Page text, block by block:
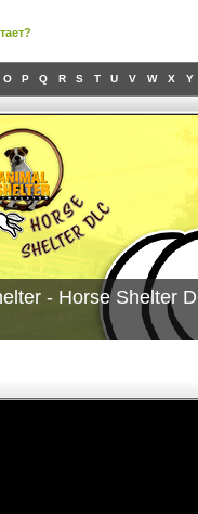
O P Q R S T U V W X Y
- Horse Shelter